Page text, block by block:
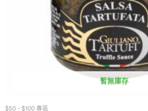
暫無庫存
$50 - $100 專區